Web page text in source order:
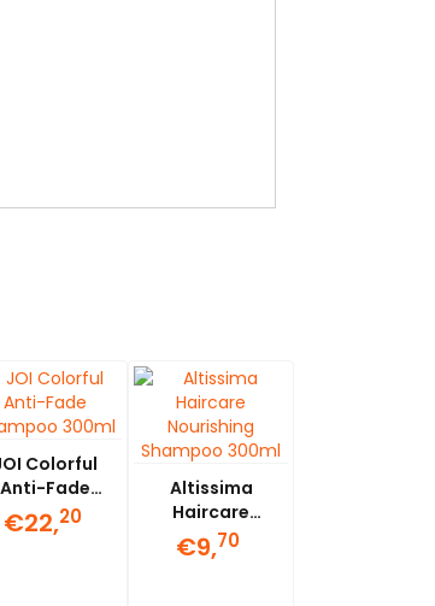
Colorful
Anti-Fade
Shampoo
300ml
€22,20
Altissima
Haircare
Nourishing
Shampoo
€9,70